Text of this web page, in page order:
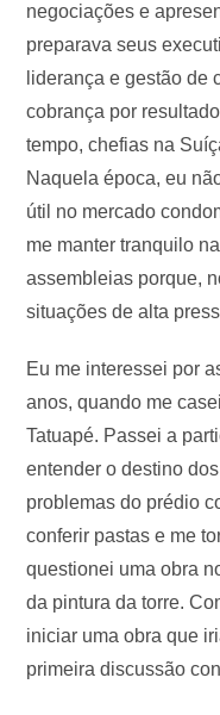
negociações e
preparava seus
liderança e gestão de
cobrança por
tempo, chefias na
Naquela época, eu
útil no mercado
me manter tranquilo
assembleias porque,
situações de alta
Eu me interessei por
anos, quando me
Tatuapé. Passei a
entender o destino
problemas do prédio
conferir pastas e me
questionei uma obra
da pintura da torre.
iniciar uma obra que
primeira discussão